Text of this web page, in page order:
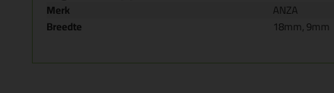
Merk
ANZA
Breedte
18mm, 9mm